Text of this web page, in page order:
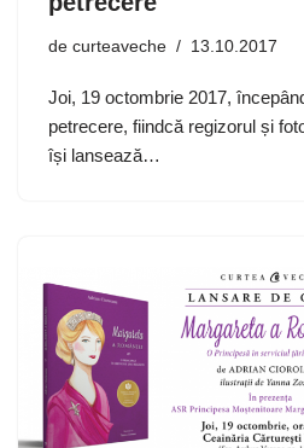
de curteaveche 13.10.2017
Joi, 19 octombrie 2017,
petrecere, fiindcă regizorul și
își lansează…